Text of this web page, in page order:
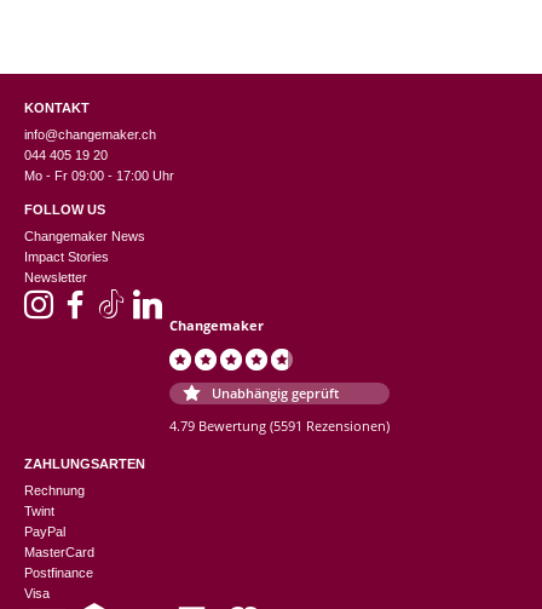
KONTAKT
info@changemaker.ch
044 405 19 20
Mo - Fr 09:00 - 17:00 Uhr
FOLLOW US
Changemaker News
Impact Stories
Newsletter
Changemaker
Unabhängig geprüft
4.79 Bewertung (5591 Rezensionen)
ZAHLUNGSARTEN
Rechnung
Twint
PayPal
MasterCard
Postfinance
Visa